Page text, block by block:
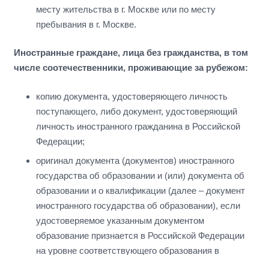
месту жительства в г. Москве или по месту
пребывания в г. Москве.
Иностранные граждане, лица без гражданства, в том
числе соотечественники, проживающие за рубежом:
копию документа, удостоверяющего личность
поступающего, либо документ, удостоверяющий
личность иностранного гражданина в Российской
Федерации;
оригинал документа (документов) иностранного
государства об образовании и (или) документа об
образовании и о квалификации (далее – документ
иностранного государства об образовании), если
удостоверяемое указанным документом
образование признается в Российской Федерации
на уровне соответствующего образования в